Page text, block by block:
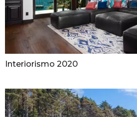
Interiorismo 2020